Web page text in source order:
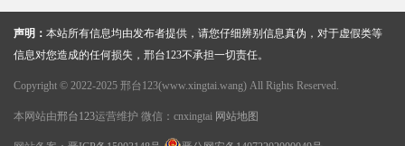
声明： 本站所有信息均由发布者提供，请您仔细辨别信息真伪，对于虚假类等
信息对您造成的任何损失，邢台123不承担一切责任。
Copyright © 2022-2025 邢台123(www.xingtai.wang) All Rights Reserved.
本网站由邢台123运营维护 微信：cnxingtai 网站地图